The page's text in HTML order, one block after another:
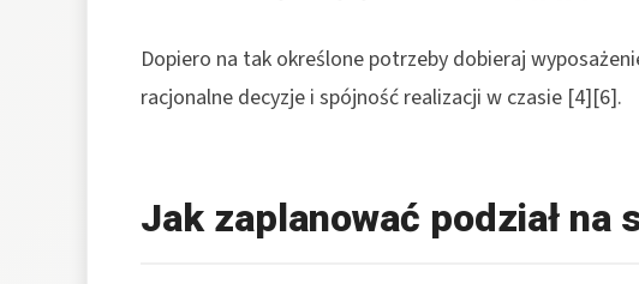
Dopiero na tak określone potrzeby dobieraj
racjonalne decyzje i spójność realizacji w czasie [4][6].
Jak zaplanować podział na